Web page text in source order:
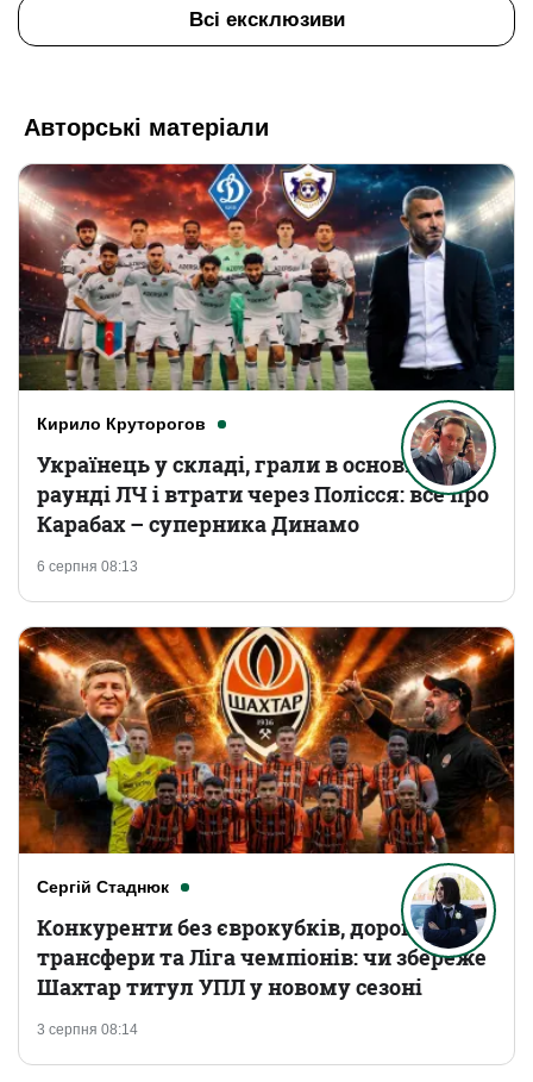
Всі ексклюзиви
Авторські матеріали
Кирило Круторогов
6 серпня 08:13
Українець у складі, грали в основному
раунді ЛЧ і втрати через Полісся: все про
Карабах – суперника Динамо
Сергій Стаднюк
3 серпня 08:14
Конкуренти без єврокубків, дорогі
трансфери та Ліга чемпіонів: чи збереже
Шахтар титул УПЛ у новому сезоні